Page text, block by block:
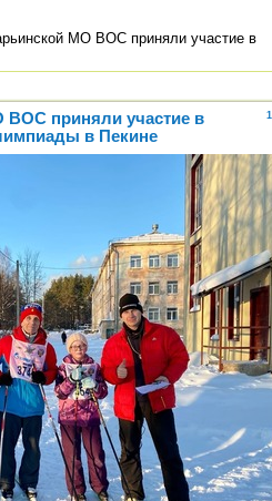
МО ВОС приняли участие в
ВОС приняли участие в
в Пекине